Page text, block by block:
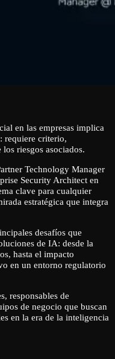
en las empresas implica
requiere criterio,
riesgos asociados.
Technology Manager
Security Architect en
clave para cualquier
estratégica que integra
desafíos que
de IA: desde la
hasta el impacto
en un entorno regulatorio
responsables de
de negocio que buscan
en la era de la inteligencia